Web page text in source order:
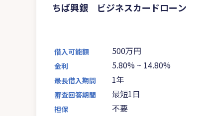
ちば興銀 ビジネスカードローン
借入可能額 500万円
金利 5.80% ~ 14.80%
最長借入期間 1年
審査回答期間 最短1日
担保 不要